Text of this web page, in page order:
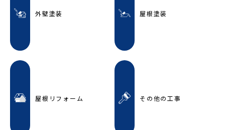
外壁塗装 屋根塗装
屋根リフォーム その他の工事